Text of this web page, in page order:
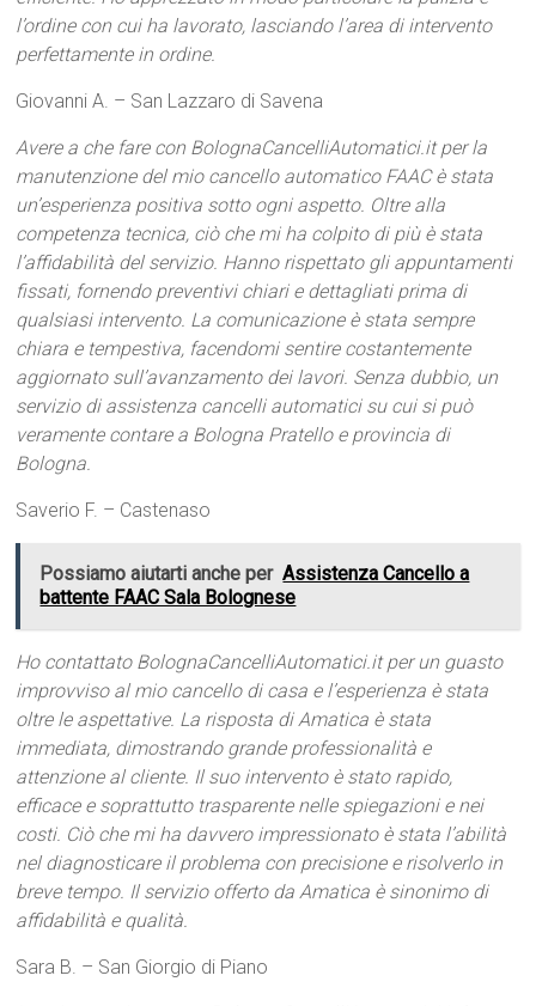
l’ordine con cui ha lavorato, lasciando l’area di intervento
perfettamente in ordine.
Giovanni A. – San Lazzaro di Savena
Avere a che fare con BolognaCancelliAutomatici.it per la
manutenzione del mio cancello automatico FAAC è stata
un’esperienza positiva sotto ogni aspetto. Oltre alla
competenza tecnica, ciò che mi ha colpito di più è stata
l’affidabilità del servizio. Hanno rispettato gli appuntamenti
fissati, fornendo preventivi chiari e dettagliati prima di
qualsiasi intervento. La comunicazione è stata sempre
chiara e tempestiva, facendomi sentire costantemente
aggiornato sull’avanzamento dei lavori. Senza dubbio, un
servizio di assistenza cancelli automatici su cui si può
veramente contare a Bologna Pratello e provincia di
Bologna.
Saverio F. – Castenaso
Possiamo aiutarti anche per Assistenza Cancello a
battente FAAC Sala Bolognese
Ho contattato BolognaCancelliAutomatici.it per un guasto
improvviso al mio cancello di casa e l’esperienza è stata
oltre le aspettative. La risposta di Amatica è stata
immediata, dimostrando grande professionalità e
attenzione al cliente. Il suo intervento è stato rapido,
efficace e soprattutto trasparente nelle spiegazioni e nei
costi. Ciò che mi ha davvero impressionato è stata l’abilità
nel diagnosticare il problema con precisione e risolverlo in
breve tempo. Il servizio offerto da Amatica è sinonimo di
affidabilità e qualità.
Sara B. – San Giorgio di Piano